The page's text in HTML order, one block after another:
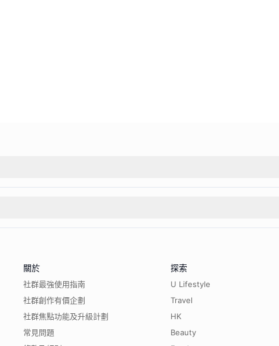
關於
社群最強使用指南
社群創作有價企劃
社群焦點功能及升級計劃
常見問題
探索
U Lifestyle
Travel
HK
Beauty